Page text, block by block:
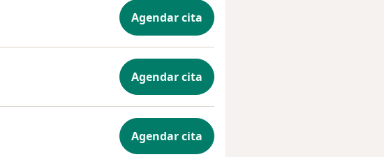
Agendar cita
Agendar cita
Agendar cita